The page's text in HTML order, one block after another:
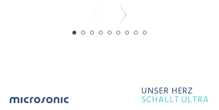
UNSER HERZ
SCHALLT ULTRA